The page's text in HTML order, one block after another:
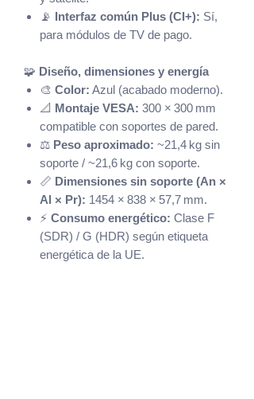
📡 Interfaz común Plus (CI+): Sí,
para módulos de TV de pago.
🧩 Diseño, dimensiones y energía
🎨 Color: Azul (acabado moderno).
📐 Montaje VESA: 300 × 300 mm
compatible con soportes de pared.
⚖️ Peso aproximado: ~21,4 kg sin
soporte / ~21,6 kg con soporte.
📏 Dimensiones sin soporte (An ×
Al × Pr): 1454 × 838 × 57,7 mm.
⚡ Consumo energético: Clase F
(SDR) / G (HDR) según etiqueta
energética de la UE.